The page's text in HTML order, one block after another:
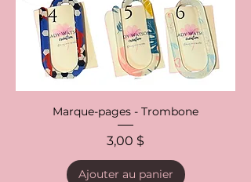
Marque-pages - Trombone
Prix
3,00 $
Ajouter au panier